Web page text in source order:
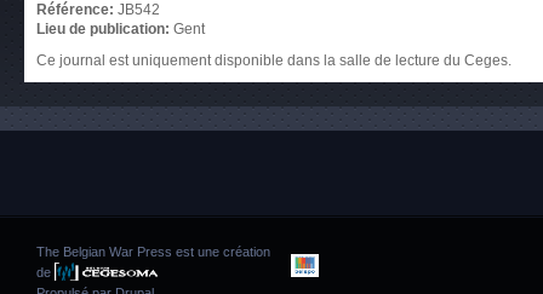
Référence: JB542
Lieu de publication: Gent
Ce journal est uniquement disponible dans la salle de lecture du Ceges.
The Belgian War Press est une création
de